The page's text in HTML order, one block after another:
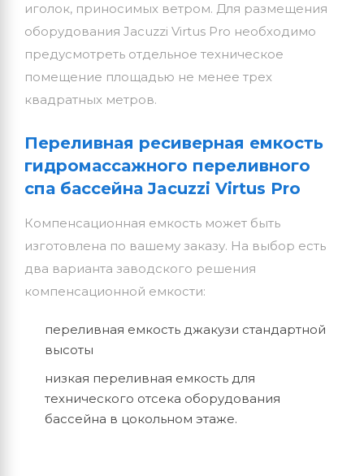
иголок, приносимых ветром. Для размещения
оборудования Jacuzzi Virtus Pro необходимо
предусмотреть отдельное техническое
помещение площадью не менее трех
квадратных метров.
Переливная ресиверная емкость
гидромассажного переливного
спа бассейна Jacuzzi Virtus Pro
Компенсационная емкость может быть
изготовлена по вашему заказу. На выбор есть
два варианта заводского решения
компенсационной емкости:
переливная емкость джакузи стандартной
высоты
низкая переливная емкость для
технического отсека оборудования
бассейна в цокольном этаже.